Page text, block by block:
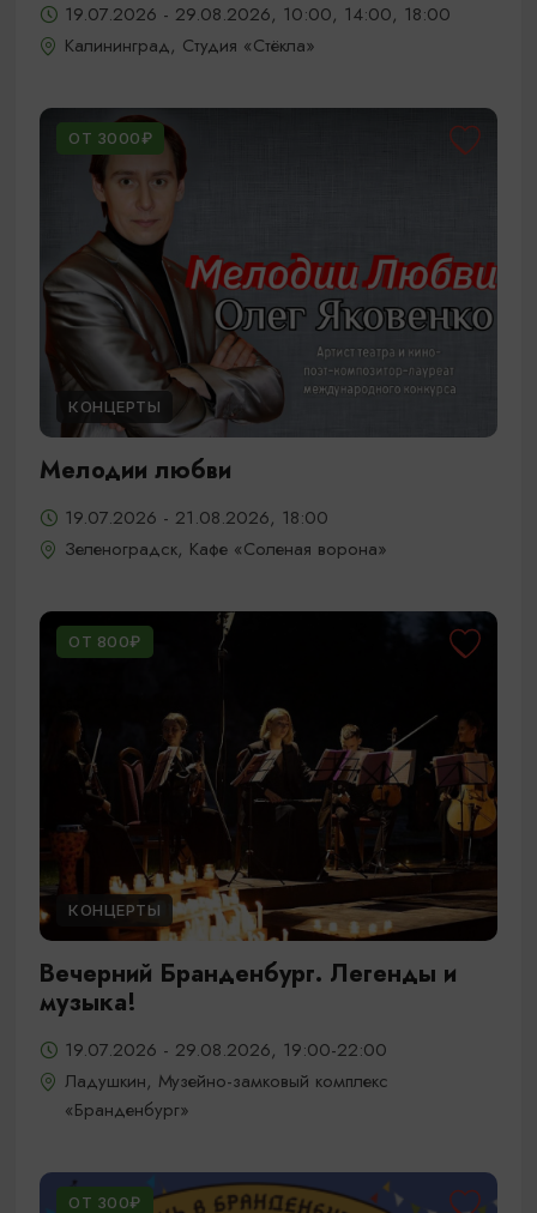
19.07.2026 - 29.08.2026, 10:00, 14:00, 18:00
Калининград, Студия «Стёкла»
ОТ 3000₽
КОНЦЕРТЫ
Мелодии любви
19.07.2026 - 21.08.2026, 18:00
Зеленоградск, Кафе «Соленая ворона»
ОТ 800₽
КОНЦЕРТЫ
Вечерний Бранденбург. Легенды и
музыка!
19.07.2026 - 29.08.2026, 19:00-22:00
Ладушкин, Музейно-замковый комплекс
«Бранденбург»
ОТ 300₽